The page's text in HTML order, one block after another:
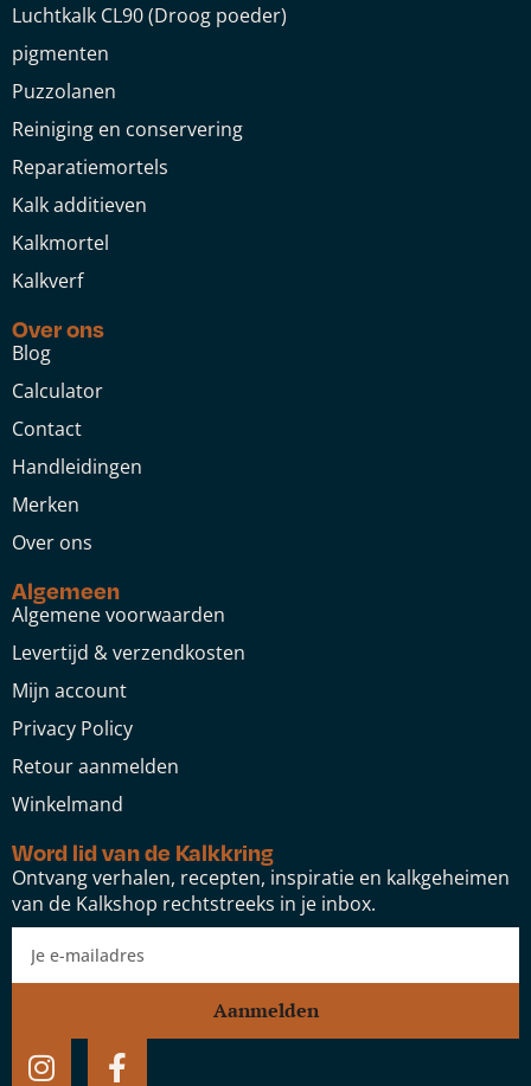
Luchtkalk CL90 (Droog poeder)
pigmenten
Puzzolanen
Reiniging en conservering
Reparatiemortels
Kalk additieven
Kalkmortel
Kalkverf
Over ons
Blog
Calculator
Contact
Handleidingen
Merken
Over ons
Algemeen
Algemene voorwaarden
Levertijd & verzendkosten
Mijn account
Privacy Policy
Retour aanmelden
Winkelmand
Word lid van de Kalkkring
Ontvang verhalen, recepten, inspiratie en kalkgeheimen
van de Kalkshop rechtstreeks in je inbox.
Aanmelden